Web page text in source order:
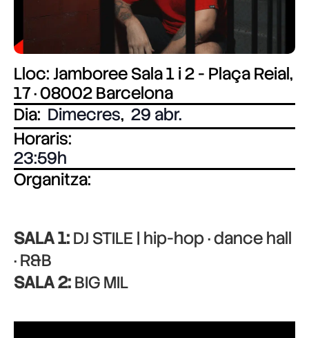
Lloc: Jamboree Sala 1 i 2 - Plaça Reial,
17 · 08002 Barcelona
Dia: Dimecres, 29 abr.
Horaris:
23:59
Organitza:
SALA 1:DJ STILE | hip-hop · dance hall
· R&B
SALA 2:BIG MIL